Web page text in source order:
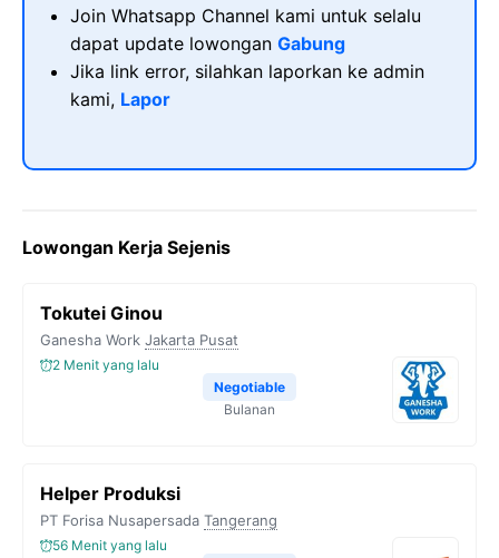
Join Whatsapp Channel kami untuk selalu
dapat update lowongan Gabung
Jika link error, silahkan laporkan ke admin
kami, Lapor
Lowongan Kerja Sejenis
Tokutei Ginou
Ganesha Work Jakarta Pusat
2 Menit yang lalu
Negotiable
Bulanan
Helper Produksi
PT Forisa Nusapersada Tangerang
56 Menit yang lalu